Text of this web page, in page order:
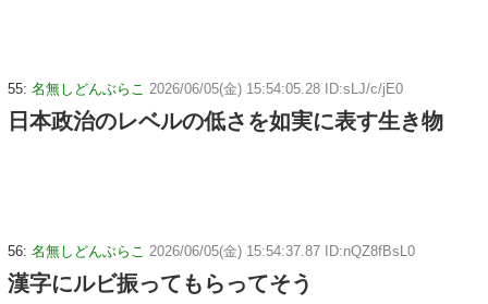
55: 名無しどんぶらこ 2026/06/05(金) 15:54:05.28 ID:sLJ/c/jE0
日本政治のレベルの低さを如実に表す生き物
56: 名無しどんぶらこ 2026/06/05(金) 15:54:37.87 ID:nQZ8fBsL0
漢字にルビ振ってもらってそう